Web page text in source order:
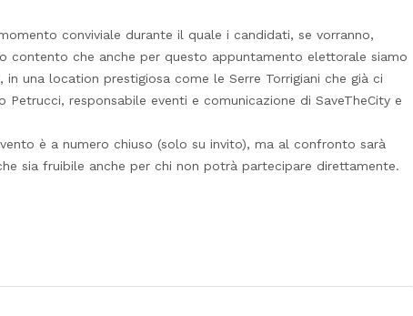
conviviale durante il quale i candidati, se vorranno,
contento che anche per questo appuntamento elettorale siamo
una location prestigiosa come le Serre Torrigiani che già ci
responsabile eventi e comunicazione di SaveTheCity e
è a numero chiuso (solo su invito), ma al confronto sarà
sia fruibile anche per chi non potrà partecipare direttamente.